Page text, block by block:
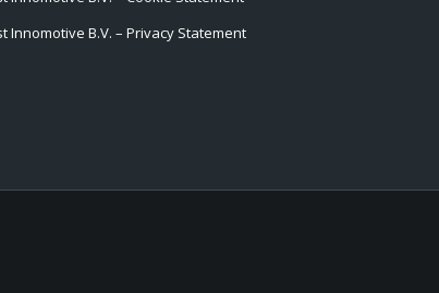
Innomotive B.V. – Privacy Statement